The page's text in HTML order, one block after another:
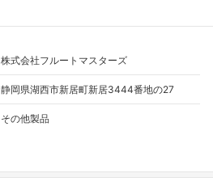
株式会社フルートマスターズ
静岡県湖西市新居町新居3444番地の27
その他製品